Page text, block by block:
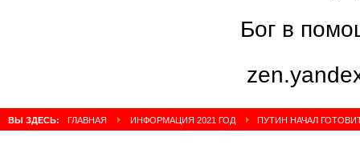
Бог в
ВЫ ЗДЕСЬ: ГЛАВНАЯ ИНФОРМАЦИЯ 2021 ГОД ПУТИН НАЧАЛ